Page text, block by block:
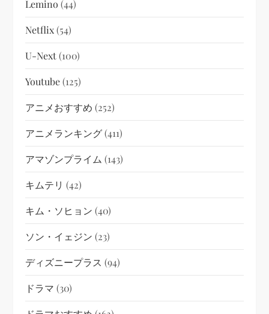
Lemino (44)
Netflix(54)
U-Next(100)
Youtube(125)
アニメおすすめ (252)
アニメランキング(411)
アマゾンプライム (143)
キムテリ (42)
キム・ソヒョン (40)
ソン・イェジン (23)
ディズニープラス (94)
ドラマ (30)